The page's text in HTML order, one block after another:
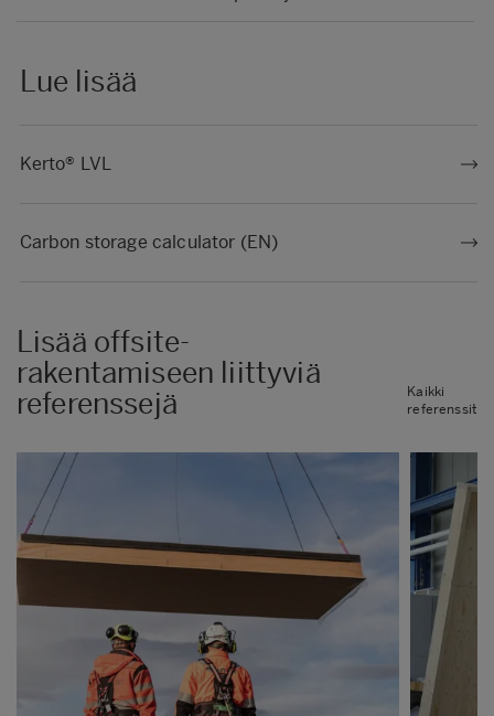
Lue lisää
Kerto® LVL
Carbon storage calculator (EN)
Lisää offsite-
rakentamiseen liittyviä
referenssejä
Kaikki
referenssit